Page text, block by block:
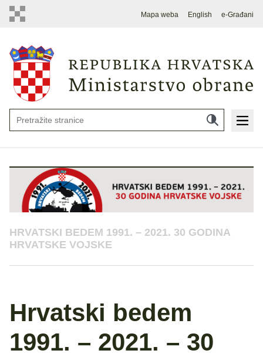
Mapa weba English e-Građani
HRVATSKI BEDEM 1991. – 2021. 30 GODINA
HRVATSKE VOJSKE
Hrvatski bedem
1991. – 2021. – 30